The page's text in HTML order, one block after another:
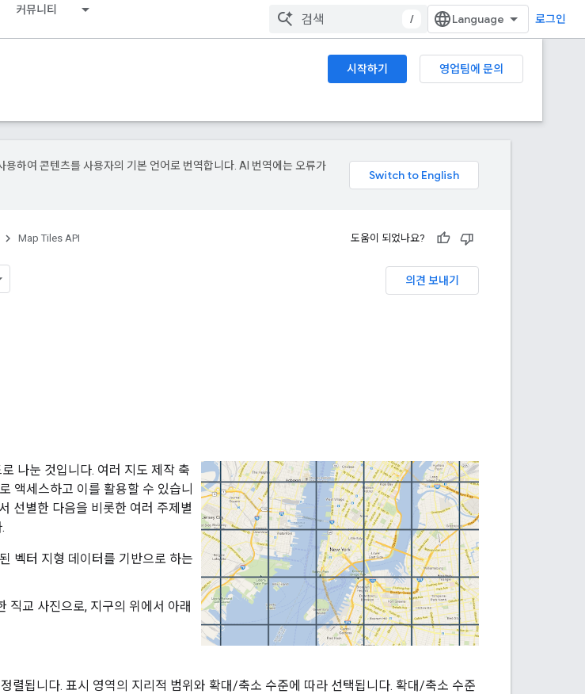
커뮤니티
/ 로그인
시작하기
영업팀에 문의
용하여 콘텐츠를 사용자의 기본 언어로 번역합니다. AI 번역에는 오류가
Map Tiles API 도움이 되었나요?
의견 보내기
나눈 것입니다. 여러 지도 제작 축
액세스하고 이를 활용할 수 있습니
선별한 다음을 비롯한 여러 주제별
벡터 지형 데이터를 기반으로 하는
직교 사진으로, 지구의 위에서 아래
렬됩니다. 표시 영역의 지리적 범위와 확대/축소 수준에 따라 선택됩니다. 확대/축소 수준